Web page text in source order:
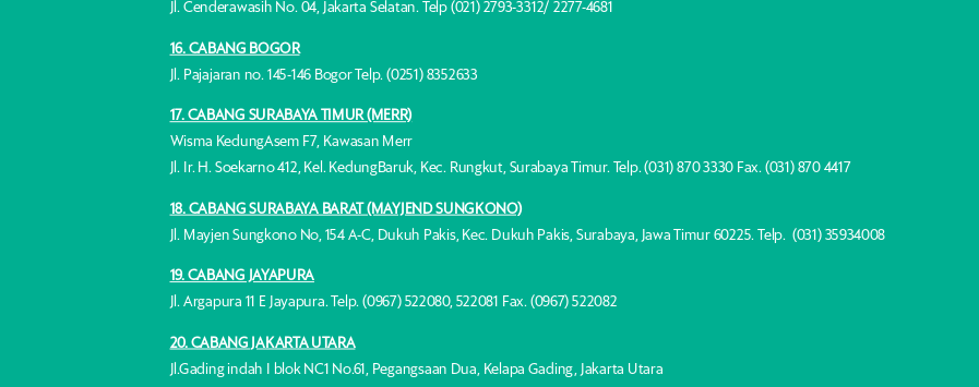
Jl. Cenderawasih No. 04, Jakarta Selatan. Telp (021) 2793-3312/ 2277-4681
16. CABANG BOGOR
Jl. Pajajaran no. 145-146 Bogor Telp. (0251) 8352633
17. CABANG SURABAYA TIMUR (MERR)
Wisma KedungAsem F7, Kawasan Merr
Jl. Ir. H. Soekarno 412, Kel. KedungBaruk, Kec. Rungkut, Surabaya Timur. Telp. (031) 870 3330 Fax. (031) 870 4417
18. CABANG SURABAYA BARAT (MAYJEND SUNGKONO)
Jl. Mayjen Sungkono No, 154 A-C, Dukuh Pakis, Kec. Dukuh Pakis, Surabaya, Jawa Timur 60225. Telp. (031) 35934008
19. CABANG JAYAPURA
Jl. Argapura 11 E Jayapura. Telp. (0967) 522080, 522081 Fax. (0967) 522082
20. CABANG JAKARTA UTARA
Jl.Gading indah I blok NC1 No.61, Pegangsaan Dua, Kelapa Gading, Jakarta Utara